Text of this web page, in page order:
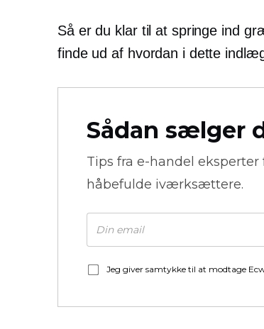
Så er du klar til at springe ind
finde ud af hvordan i dette
Sådan sælger
Tips fra e-handel eksperter
håbefulde iværksættere.
Jeg giver samtykke til at modtage